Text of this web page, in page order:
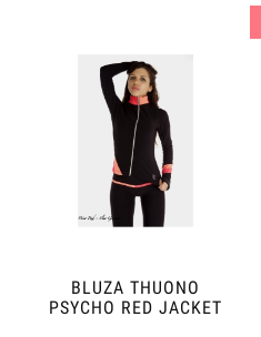
BLUZA THUONO
PSYCHO RED JACKET